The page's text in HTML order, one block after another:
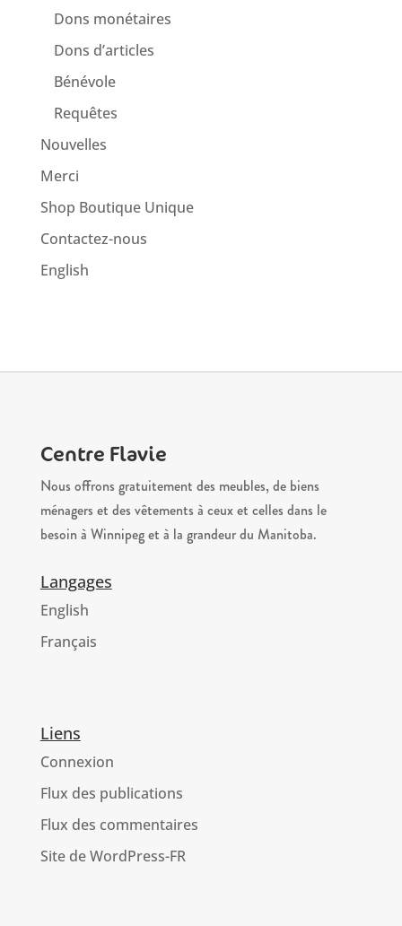
Dons monétaires
Dons d’articles
Bénévole
Requêtes
Nouvelles
Merci
Shop Boutique Unique
Contactez-nous
English
Centre Flavie
Nous offrons gratuitement des meubles, de biens
ménagers et des vêtements à ceux et celles dans le
besoin à Winnipeg et à la grandeur du Manitoba.
Langages
English
Français
Liens
Connexion
Flux des publications
Flux des commentaires
Site de WordPress-FR